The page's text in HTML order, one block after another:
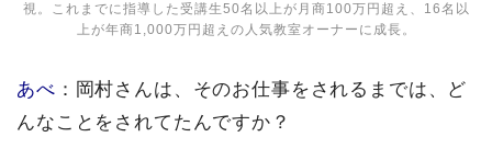
視。これまでに指導した受講生50名以上が月商100万円超え、16名以
上が年商1,000万円超えの人気教室オーナーに成⻑。
あべ ：岡村さんは、そのお仕事をされるまでは、ど
んなことをされてたんですか？